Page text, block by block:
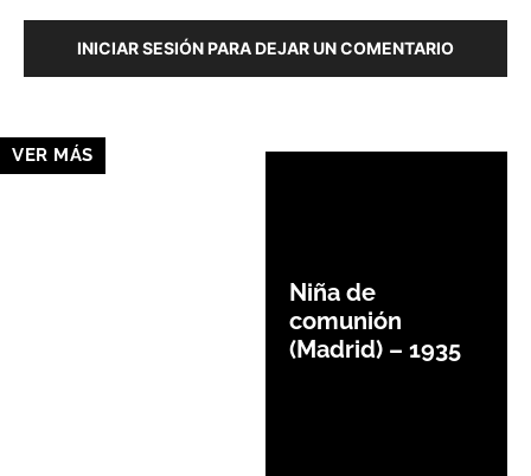
INICIAR SESIÓN PARA DEJAR UN COMENTARIO
VER MÁS
Niña de
comunión
(Madrid) – 1935